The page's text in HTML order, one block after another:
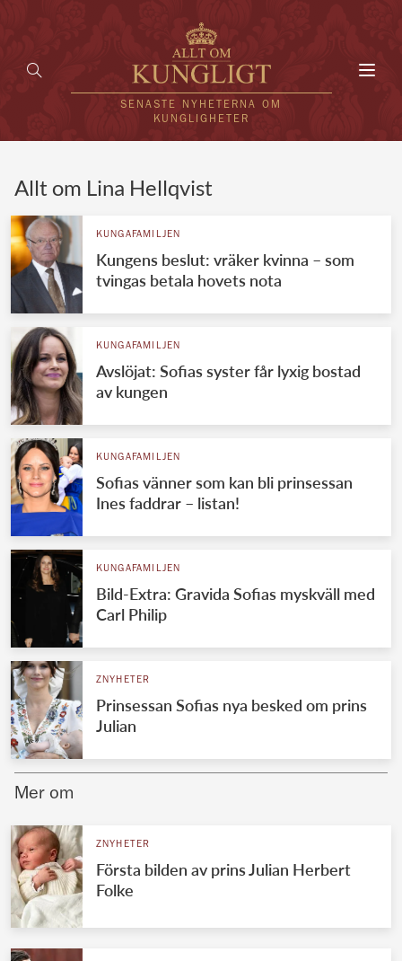
SENASTE NYHETERNA OM
KUNGLIGHETER
UTLÄNDSKT
VÄRLDENS KUNGAHUS
Svenska kungahuset
Brittiska kungahuset
Danska kungahuset
Jordanska kungahuset
Luxemburgska storhertighuset
Japanska kejsarhuset
Thailändska kungahuset
Marockanska kungahuset
REDAKTION
Allt om Lina Hellqvist
KUNGAFAMILJEN
Kungens beslut: vräker kvinna – som
tvingas betala hovets nota
KUNGAFAMILJEN
Avslöjat: Sofias syster får lyxig bostad
av kungen
KUNGAFAMILJEN
Sofias vänner som kan bli prinsessan
Ines faddrar – listan!
KUNGAFAMILJEN
Bild-Extra: Gravida Sofias myskväll med
Carl Philip
ZNYHETER
Prinsessan Sofias nya besked om prins
Julian
Mer om
ZNYHETER
Första bilden av prins Julian Herbert
Folke